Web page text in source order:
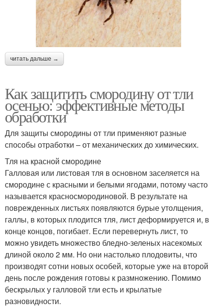
читать дальше →
Как защитить смородину от тли
осенью: эффективные методы
обработки
Для защиты смородины от тли применяют разные
способы отработки – от механических до химических.
Тля на красной смородине
Галловая или листовая тля в основном заселяется на
смородине с красными и белыми ягодами, потому часто
называется красносмородиновой. В результате на
поврежденных листьях появляются бурые утолщения,
галлы, в которых плодится тля, лист деформируется и, в
конце концов, погибает. Если перевернуть лист, то
можно увидеть множество бледно-зеленых насекомых
длиной около 2 мм. Но они настолько плодовиты, что
производят сотни новых особей, которые уже на второй
день после рождения готовы к размножению. Помимо
бескрылых у галловой тли есть и крылатые
разновидности.